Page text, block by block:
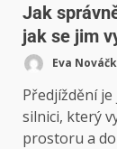
Jak
jak se jim
Eva
Předjíždění
silnici, který
prostoru a